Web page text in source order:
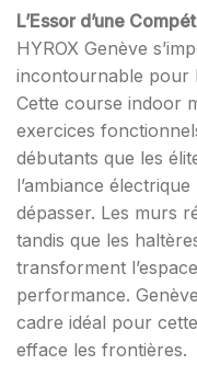
L’Essor d’une
HYROX Genève
incontournable pour
Cette course indoor
exercices
débutants que les
l’ambiance
dépasser. Les murs
tandis que les
transforment
performance.
cadre idéal pour
efface les frontières.